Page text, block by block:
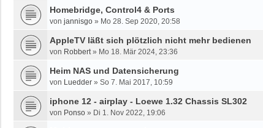
Homebridge, Control4 & Ports
von jannisgo » Mo 28. Sep 2020, 20:58
AppleTV läßt sich plötzlich nicht mehr bedienen
von Robbert» Mo 18. Mär 2024, 23:36
Heim NAS und Datensicherung
von Luedder » So 7. Mai 2017, 10:59
iphone 12 - airplay - Loewe 1.32 Chassis SL302
von Ponso » Di 1. Nov 2022, 19:06